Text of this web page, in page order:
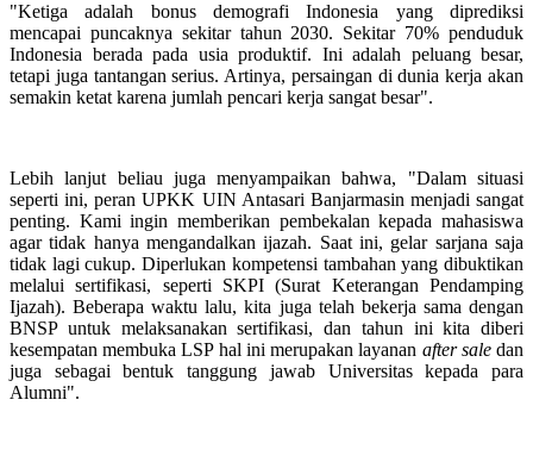
"Ketiga adalah bonus demografi Indonesia yang diprediksi
mencapai puncaknya sekitar tahun 2030. Sekitar 70% penduduk
Indonesia berada pada usia produktif. Ini adalah peluang besar,
tetapi juga tantangan serius. Artinya, persaingan di dunia kerja akan
semakin ketat karena jumlah pencari kerja sangat besar".
Lebih lanjut beliau juga menyampaikan bahwa, "Dalam situasi
seperti ini, peran UPKK UIN Antasari Banjarmasin menjadi sangat
penting. Kami ingin memberikan pembekalan kepada mahasiswa
agar tidak hanya mengandalkan ijazah. Saat ini, gelar sarjana saja
tidak lagi cukup. Diperlukan kompetensi tambahan yang dibuktikan
melalui sertifikasi, seperti SKPI (Surat Keterangan Pendamping
Ijazah). Beberapa waktu lalu, kita juga telah bekerja sama dengan
BNSP untuk melaksanakan sertifikasi, dan tahun ini kita diberi
kesempatan membuka LSP hal ini merupakan layanan after saledan
juga sebagai bentuk tanggung jawab Universitas kepada para
Alumni".